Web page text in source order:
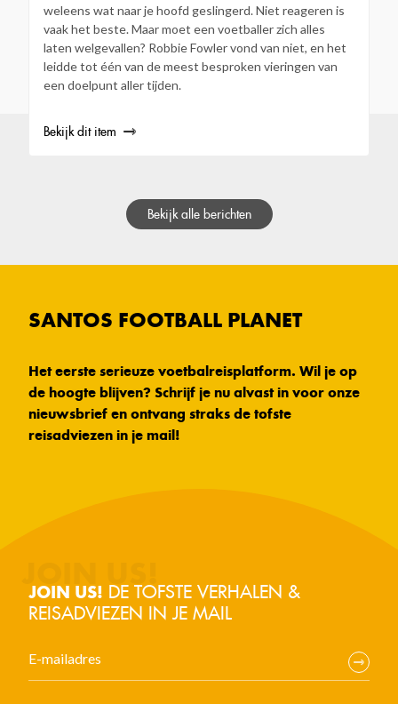
weleens wat naar je hoofd geslingerd. Niet reageren is
vaak het beste. Maar moet een voetballer zich alles
laten welgevallen? Robbie Fowler vond van niet, en het
leidde tot één van de meest besproken vieringen van
een doelpunt aller tijden.
Bekijk dit item
Bekijk alle berichten
SANTOS FOOTBALL PLANET
Het eerste serieuze voetbalreisplatform. Wil je op
de hoogte blijven? Schrijf je nu alvast in voor onze
nieuwsbrief en ontvang straks de tofste
reisadviezen in je mail!
JOIN US! DE TOFSTE VERHALEN &
REISADVIEZEN IN JE MAIL